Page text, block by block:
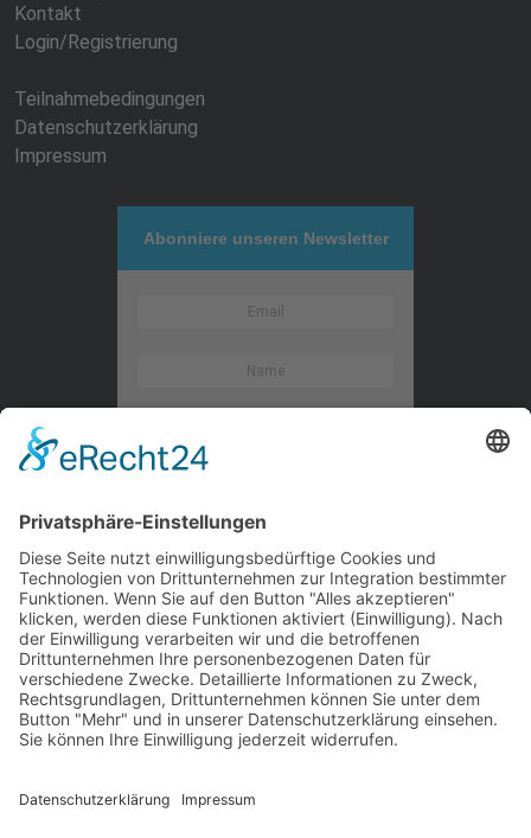
Kontakt
Login/Registrierung
Teilnahmebedingungen
Datenschutzerklärung
Impressum
Abonniere unseren Newsletter
Kontaktieren Sie uns
WalBee
Bizzmade GmbH
Gießereistraße 29
83022 Rosenheim
Tel.:+49 8031 282 09 50
Web:
www.walbee.de